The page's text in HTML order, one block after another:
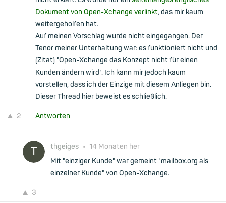
Dokument von Open-Xchange verlinkt, das mir kaum
weitergeholfen hat.
Auf meinen Vorschlag wurde nicht eingegangen. Der
Tenor meiner Unterhaltung war: es funktioniert nicht und
(Zitat) "Open-Xchange das Konzept nicht für einen
Kunden ändern wird". Ich kann mir jedoch kaum
vorstellen, dass ich der Einzige mit diesem Anliegen bin.
Dieser Thread hier beweist es schließlich.
2 Antworten
thgeiges • 14 Monaten her
Mit "einziger Kunde" war gemeint "mailbox.org als
einzelner Kunde" von Open-Xchange.
3